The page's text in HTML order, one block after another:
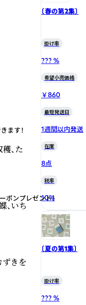
、た
、いち
ずきを
〔春の第2集〕
掛け率
??? %
希望小売価格
￥860
最短発送日
1週間以内発送
在庫
8点
税率
10%
〔夏の第1集〕
掛け率
??? %
ます！
ポンプレゼント！